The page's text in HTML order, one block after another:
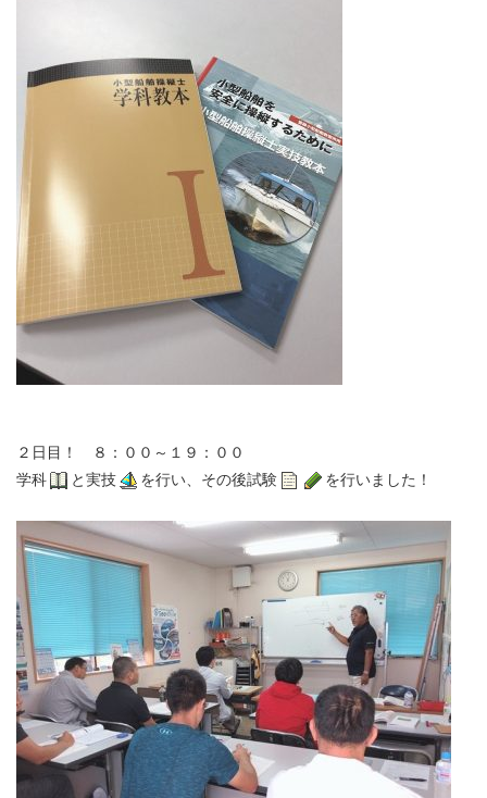
２日目！ ８：００～１９：００
学科
と実技 を行い、その後試験 を行いました！